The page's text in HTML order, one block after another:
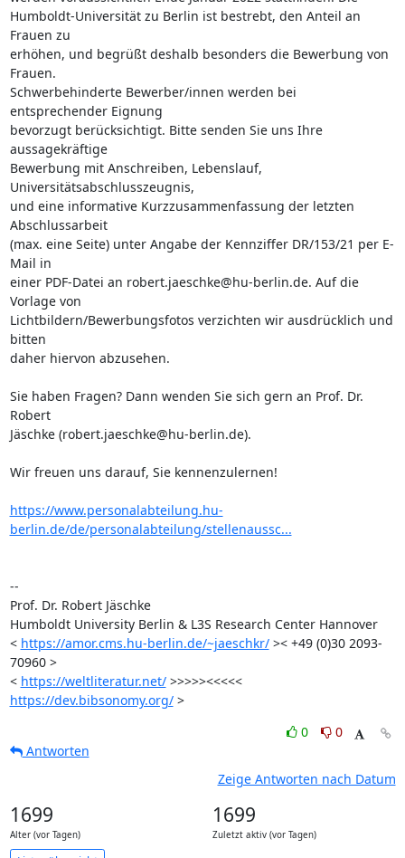
Humboldt-Universität zu Berlin ist bestrebt, den Anteil an
Frauen zu
erhöhen, und begrüßt deshalb besonders die Bewerbung von
Frauen.
Schwerbehinderte Bewerber/innen werden bei
entsprechender Eignung
bevorzugt berücksichtigt. Bitte senden Sie uns Ihre
aussagekräftige
Bewerbung mit Anschreiben, Lebenslauf,
Universitätsabschlusszeugnis,
und eine informative Kurzzusammenfassung der letzten
Abschlussarbeit
(max. eine Seite) unter Angabe der Kennziffer DR/153/21 per E-
Mail in
einer PDF-Datei an robert.jaeschke@hu-berlin.de. Auf die
Vorlage von
Lichtbildern/Bewerbungsfotos verzichten wir ausdrücklich und
bitten
daher hiervon abzusehen.
Sie haben Fragen? Dann wenden Sie sich gern an Prof. Dr.
Robert
Jäschke (robert.jaeschke@hu-berlin.de).
Wir freuen uns darauf, Sie kennenzulernen!
https://www.personalabteilung.hu-
berlin.de/de/personalabteilung/stellenaussc...
--
Prof. Dr. Robert Jäschke
Humboldt University Berlin & L3S Research Center Hannover
< https://amor.cms.hu-berlin.de/~jaeschkr/ >< +49 (0)30 2093-
70960 >
< https://weltliteratur.net/
>>>>><<<<<
https://dev.bibsonomy.org/ >
0
0
Antworten
Zeige Antworten nach Datum
1699
Alter (vor Tagen)
1699
Zuletzt aktiv (vor Tagen)